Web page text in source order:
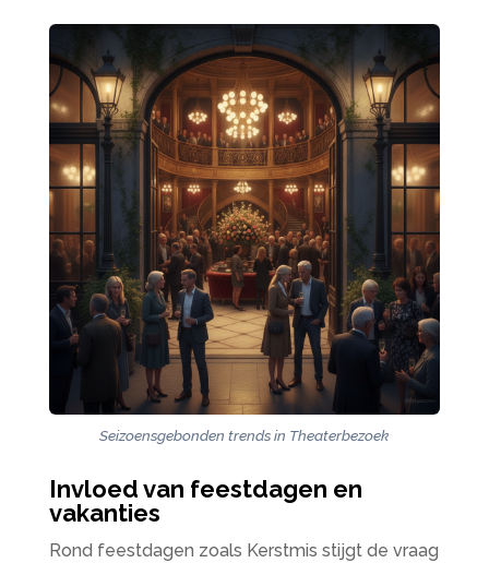
Seizoensgebonden trends in Theaterbezoek
Invloed van feestdagen en
vakanties
Rond feestdagen zoals Kerstmis stijgt de vraag